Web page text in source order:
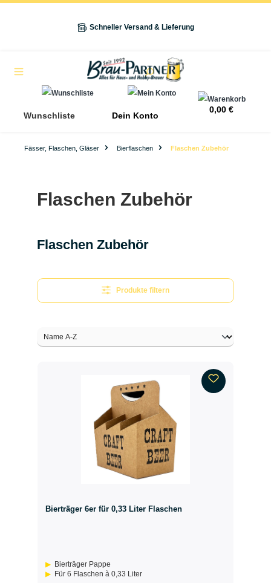
Schneller Versand & Lieferung
Wunschliste Dein Konto
0,00 €
Fässer, Flaschen, Gläser Bierflaschen Flaschen Zubehör
Flaschen Zubehör
Flaschen Zubehör
Produkte filtern
Bierträger 6er für 0,33 Liter Flaschen
Bierträger Pappe
Für 6 Flaschen à 0,33 Liter